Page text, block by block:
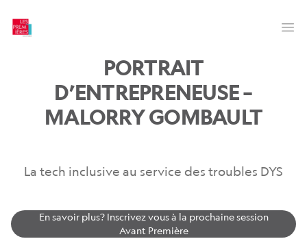
Les Premières
PORTRAIT
D’ENTREPRENEUSE –
MALORRY GOMBAULT
La tech inclusive au service des troubles DYS
En savoir plus? Inscrivez vous à la prochaine session
Avant Première